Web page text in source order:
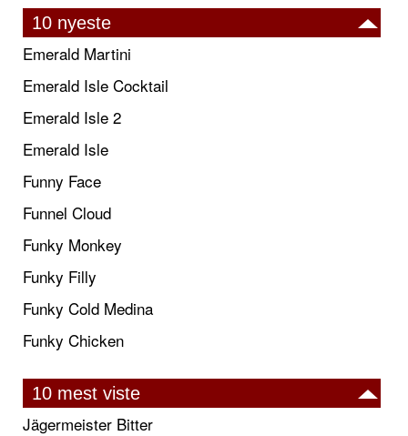
10 nyeste
Emerald Martini
Emerald Isle Cocktail
Emerald Isle 2
Emerald Isle
Funny Face
Funnel Cloud
Funky Monkey
Funky Filly
Funky Cold Medina
Funky Chicken
10 mest viste
Jägermeister Bitter